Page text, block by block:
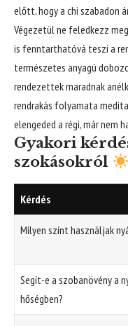
előtt, hogy a chi szabadon
Végezetül ne feledkezz
is fenntarthatóvá teszi a
természetes anyagú
rendezettek maradnak
rendrakás folyamata
elengeded a régi, már nem
Gyakori
szokásokról
Kérdés
Milyen színt használjak
Segít-e a szobanövény a
hőségben?